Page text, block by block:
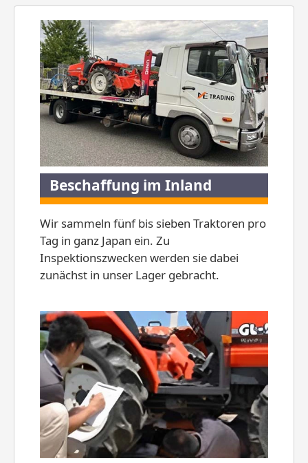
Beschaffung im Inland
Wir sammeln fünf bis sieben Traktoren pro
Tag in ganz Japan ein. Zu
Inspektionszwecken werden sie dabei
zunächst in unser Lager gebracht.